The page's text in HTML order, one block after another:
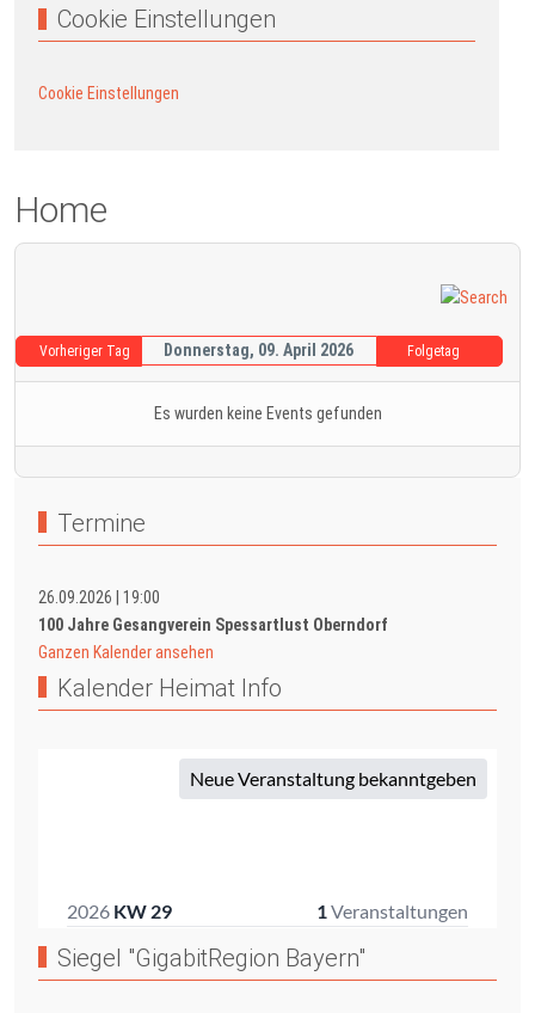
Cookie Einstellungen
Cookie Einstellungen
Home
Vorheriger Tag Donnerstag, 09. April 2026 Folgetag
Es wurden keine Events gefunden
Termine
26.09.2026
19:00
100 Jahre Gesangverein Spessartlust Oberndorf
Ganzen Kalender ansehen
Kalender Heimat Info
Siegel "GigabitRegion Bayern"